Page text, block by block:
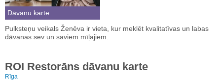
Dāvanu karte
Pulksteņu veikals Ženēva ir vieta, kur meklēt kvalitatīvas un labas
dāvanas sev un saviem mīļajiem.
ROI Restorāns dāvanu karte
Rīga